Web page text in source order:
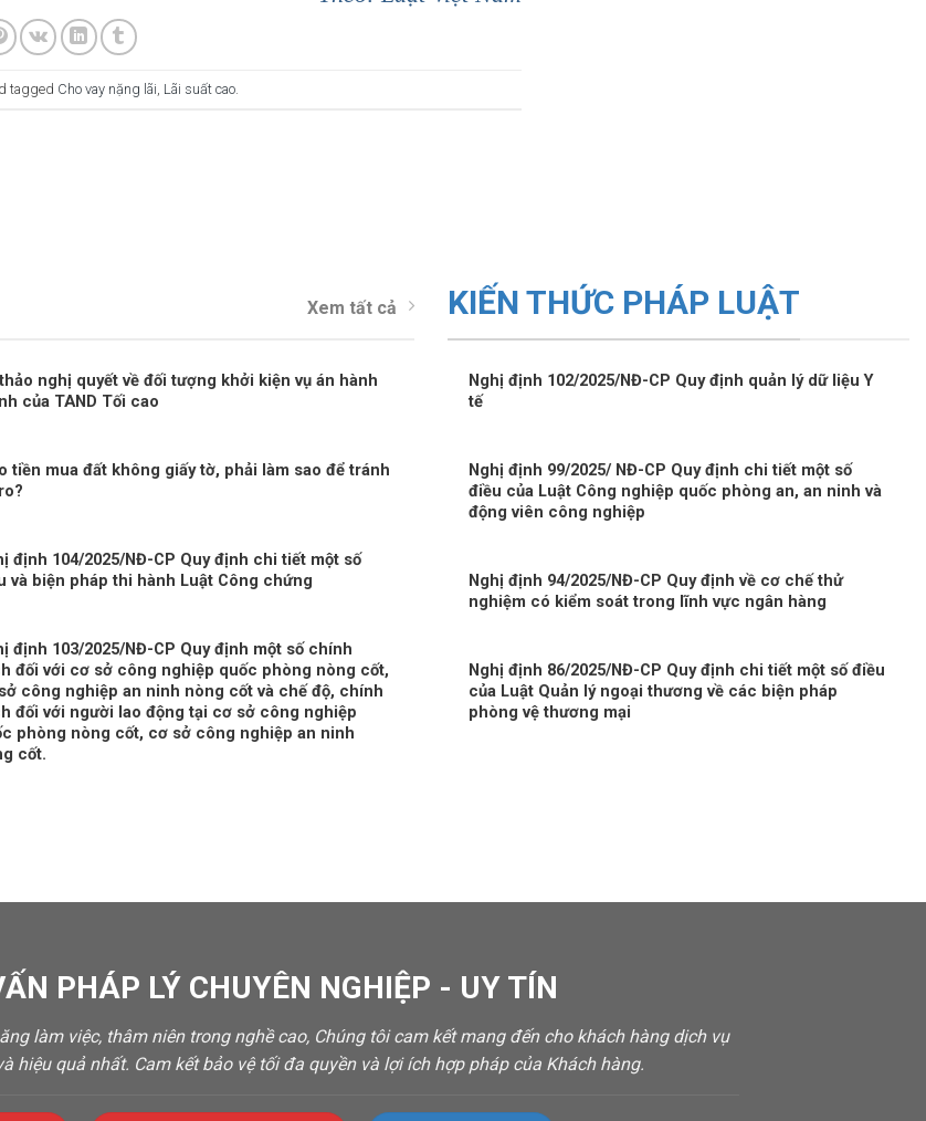
tagged Cho vay nặng lãi Lãi suất cao
Xem tất cả
nghị quyết về đối tượng khởi kiện vụ án hành
của TAND Tối cao
tiền mua đất không giấy tờ, phải làm sao để tránh
định 104/2025/NĐ-CP Quy định chi tiết một số
và biện pháp thi hành Luật Công chứng
định 103/2025/NĐ-CP Quy định một số chính
đối với cơ sở công nghiệp quốc phòng nòng cốt,
công nghiệp an ninh nòng cốt và chế độ, chính
đối với người lao động tại cơ sở công nghiệp
phòng nòng cốt, cơ sở công nghiệp an ninh
cốt.
KIẾN THỨC PHÁP LUẬT
Nghị định 102/2025/NĐ-CP Quy định quản lý dữ liệu Y
tế
Nghị định 99/2025/ NĐ-CP Quy định chi tiết một số
điều của Luật Công nghiệp quốc phòng an, an ninh và
động viên công nghiệp
Nghị định 94/2025/NĐ-CP Quy định về cơ chế thử
nghiệm có kiểm soát trong lĩnh vực ngân hàng
Nghị định 86/2025/NĐ-CP Quy định chi tiết một số điều
của Luật Quản lý ngoại thương về các biện pháp
phòng vệ thương mại
PHÁP LÝ CHUYÊN NGHIỆP - UY TÍN
làm việc, thâm niên trong nghề cao, Chúng tôi cam kết mang đến cho khách hàng dịch vụ
hiệu quả nhất. Cam kết bảo vệ tối đa quyền và lợi ích hợp pháp của Khách hàng.